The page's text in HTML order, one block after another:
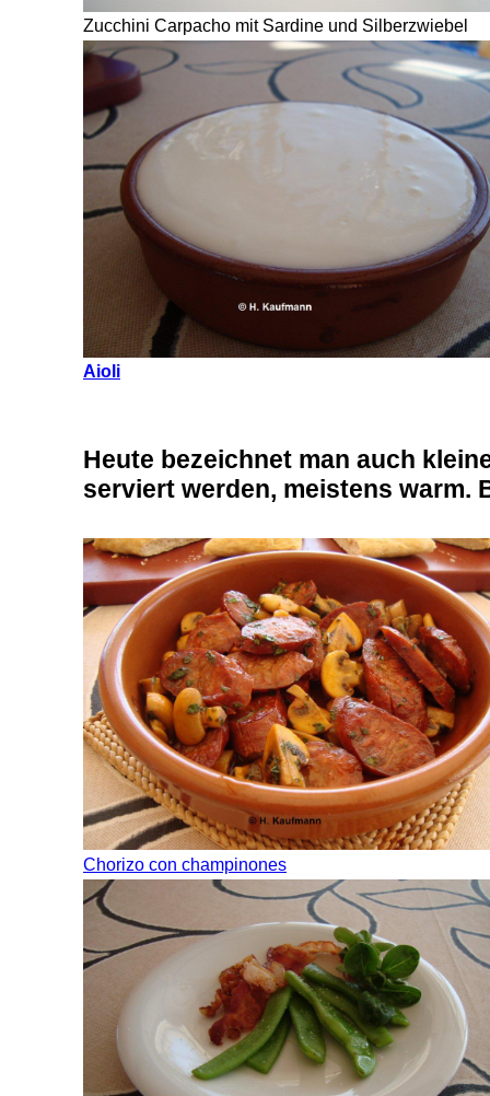
Zucchini Carpacho mit Sardine und Silberzwiebel
Aioli
Heute bezeichnet man auch
serviert werden, meistens warm.
Chorizo con champinones